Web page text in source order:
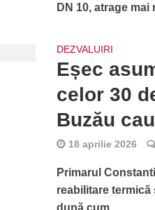
DN 10, atrage
DEZVALUIRI
Eșec
celor 30
Buzău
18 aprilie 2026
Primarul
reabilitare
după cum...